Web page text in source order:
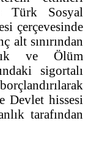
Türk Sosyal
çerçevesinde
alt sınırından
ve Ölüm
sigortalı
Devlet hissesi
tarafından